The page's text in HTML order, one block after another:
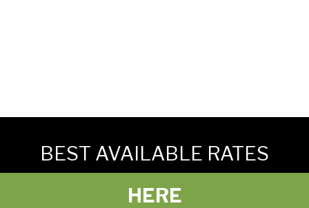
BEST AVAILABLE RATES
HERE